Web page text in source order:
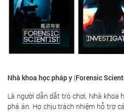
Nhà khoa học pháp y (Forensic
Là người dẫn dắt trò chơi, Nhà khoa
phá án. Họ chịu trách nhiệm hỗ trợ